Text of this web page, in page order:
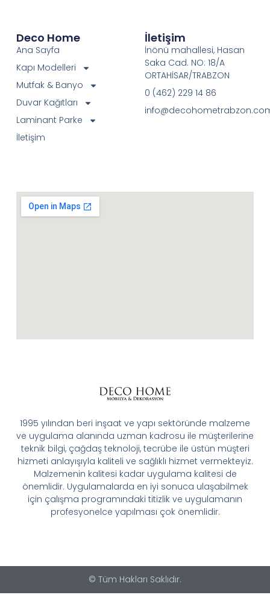
1995 yılından beri inşaat ve yapı sektöründe malzeme
ve uygulama alanında uzman kadrosu ile müşterilerine
teknik bilgi, çağdaş teknoloji, tecrübe ile üstün müşteri
hizmeti anlayışıyla kaliteli ve sağlıklı hizmet vermekteyiz.
Malzemenin kalitesi kadar uygulama kalitesi de
önemlidir. Uygulamalarda en iyi sonuca ulaşabilmek
için çalışma programındaki titizlik ve uygulamanın
profesyonelce yapılması çok önemlidir.
Deco Home
Ana Sayfa
Kapı Modelleri
Mutfak & Banyo
Duvar Kağıtları
Laminant Parke
İletişim
İletişim
İnönü mahallesi, Hasan
Saka Cad. NO: 18/A
ORTAHİSAR/TRABZON
0 (462) 229 14 86
© Tüm Hakları Saklıdır.